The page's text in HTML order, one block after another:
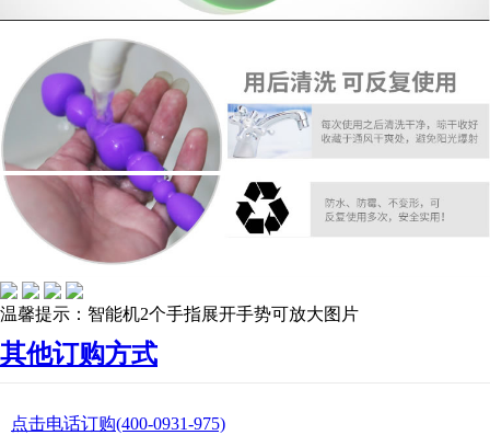
温馨提示：智能机2个手指展开手势可放大图片
其他订购方式
点击电话订购(400-0931-975)